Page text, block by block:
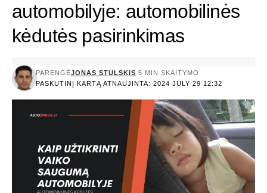
automobilyje: automobilinės
kėdutės pasirinkimas
PASKUTINĮ KARTĄ ATNAUJINTA: 2024 JULY 29 12:32
PARENGĖJONAS STULSKIS 5 MIN SKAITYMO